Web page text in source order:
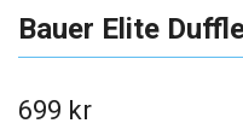
Bauer Elite
699 kr